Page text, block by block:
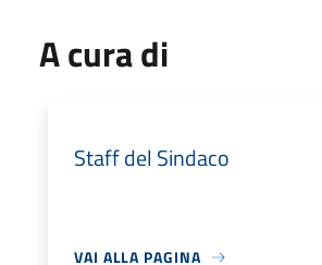
A cura di
Staff del Sindaco
VAI ALLA PAGINA